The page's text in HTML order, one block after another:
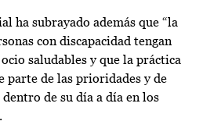
ha subrayado además que “la
con discapacidad tengan
saludables y que la práctica
parte de las prioridades y de
de su día a día en los